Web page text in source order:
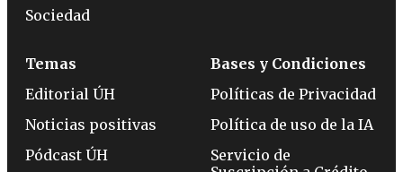
Sociedad
Temas
Editorial ÚH
Noticias positivas
Pódcast ÚH
Bases y Condiciones
Políticas de Privacidad
Política de uso de la IA
Servicio de